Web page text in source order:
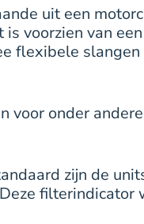
uit een
voorzien van
flexibele slangen
voor onder
zijn de
filterindicator